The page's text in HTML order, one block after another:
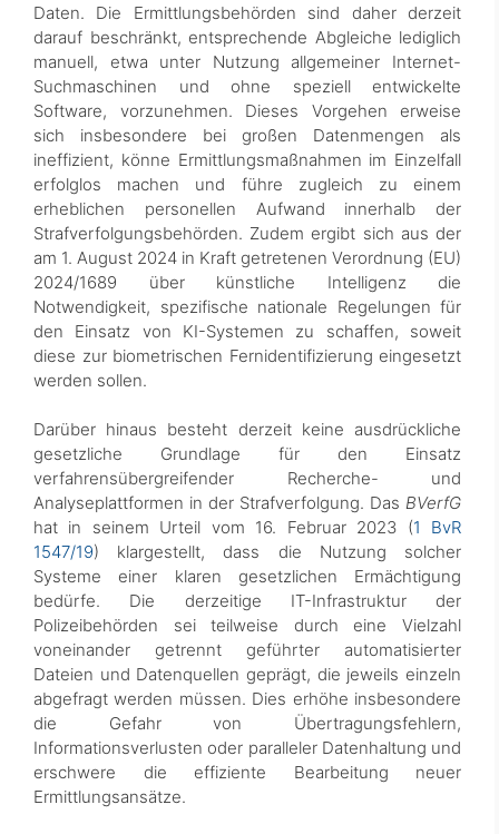
Daten. Die Ermittlungsbehörden sind daher derzeit
darauf beschränkt, entsprechende Abgleiche lediglich
manuell, etwa unter Nutzung allgemeiner Internet-
Suchmaschinen und ohne speziell entwickelte
Software, vorzunehmen. Dieses Vorgehen erweise
sich insbesondere bei großen Datenmengen als
ineffizient, könne Ermittlungsmaßnahmen im Einzelfall
erfolglos machen und führe zugleich zu einem
erheblichen personellen Aufwand innerhalb der
Strafverfolgungsbehörden. Zudem ergibt sich aus der
am 1. August 2024 in Kraft getretenen Verordnung (EU)
2024/1689 über künstliche Intelligenz die
Notwendigkeit, spezifische nationale Regelungen für
den Einsatz von KI-Systemen zu schaffen, soweit
diese zur biometrischen Fernidentifizierung eingesetzt
werden sollen.
Darüber hinaus besteht derzeit keine ausdrückliche
gesetzliche Grundlage für den Einsatz
verfahrensübergreifender Recherche- und
Analyseplattformen in der Strafverfolgung. Das BVerfG
hat in seinem Urteil vom 16. Februar 2023 (1 BvR
1547/19) klargestellt, dass die Nutzung solcher
Systeme einer klaren gesetzlichen Ermächtigung
bedürfe. Die derzeitige IT-Infrastruktur der
Polizeibehörden sei teilweise durch eine Vielzahl
voneinander getrennt geführter automatisierter
Dateien und Datenquellen geprägt, die jeweils einzeln
abgefragt werden müssen. Dies erhöhe insbesondere
die Gefahr von Übertragungsfehlern,
Informationsverlusten oder paralleler Datenhaltung und
erschwere die effiziente Bearbeitung neuer
Ermittlungsansätze.